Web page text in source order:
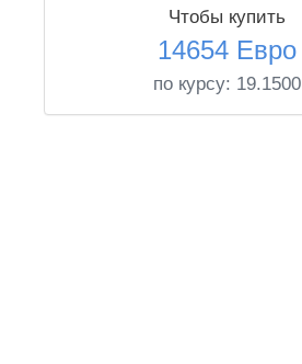
Чтобы купить
14654 Евро
по курсу: 19.1500